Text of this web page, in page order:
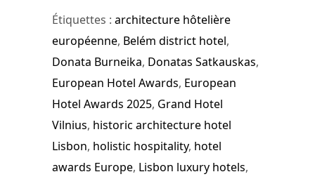
Étiquettes : architecture hôtelière
européenne, Belém district hotel,
Donata Burneika, Donatas Satkauskas,
European Hotel Awards, European
Hotel Awards 2025, Grand Hotel
Vilnius, historic architecture hotel
Lisbon, holistic hospitality, hotel
awards Europe, Lisbon luxury hotels,